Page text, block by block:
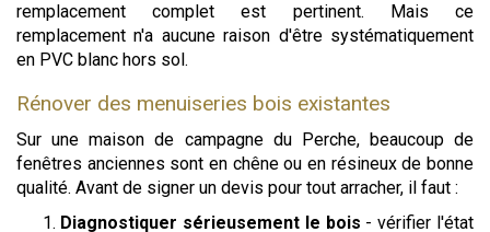
remplacement complet est pertinent. Mais ce
remplacement n'a aucune raison d'être systématiquement
en PVC blanc hors sol.
Rénover des menuiseries bois existantes
Sur une maison de campagne du Perche, beaucoup de
fenêtres anciennes sont en chêne ou en résineux de bonne
qualité. Avant de signer un devis pour tout arracher, il faut :
Diagnostiquer sérieusement le bois - vérifier l'état